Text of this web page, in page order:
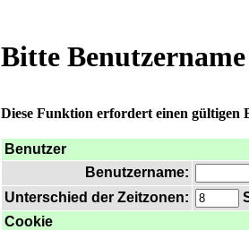
Bitte
Diese Funktion erfordert einen gültigen
Benutzer
Benutzername:
Unterschied der Zeitzonen:
Cookie